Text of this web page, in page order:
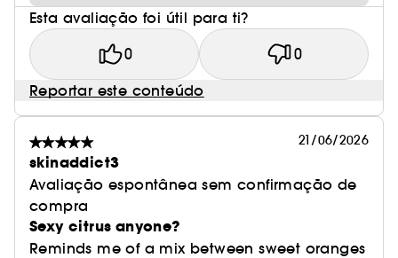
Esta avaliação foi útil para ti?
0 0
Reportar este conteúdo
21/06/2026
skinaddict3
Avaliação espontânea sem confirmação de
compra
Sexy citrus anyone?
Reminds me of a mix between sweet oranges